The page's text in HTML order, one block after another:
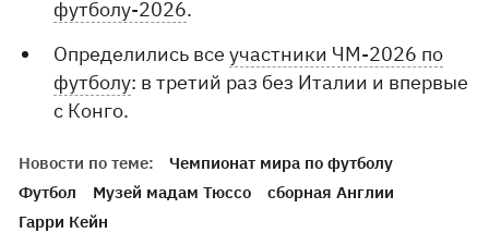
футболу-2026.
Определились всеучастники ЧМ-2026 по
футболу: в третий раз без Италии и впервые
с Конго.
Новости по теме:
Чемпионат мира по футболу
Футбол
Музей мадам Тюссо
сборная Англии
Гарри Кейн